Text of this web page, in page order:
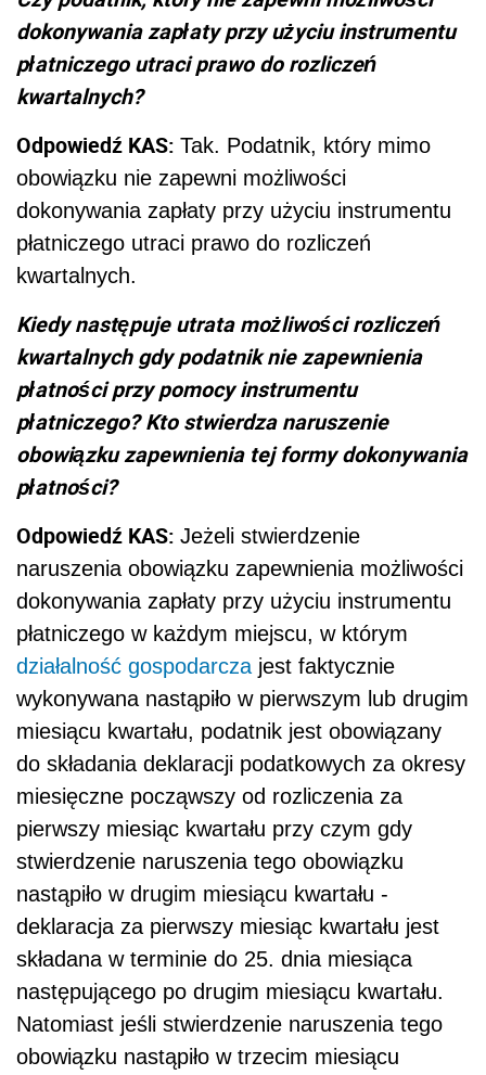
dokonywania zapłaty przy użyciu instrumentu
płatniczego utraci prawo do rozliczeń
kwartalnych?
Odpowiedź KAS: Tak. Podatnik, który mimo
obowiązku nie zapewni możliwości
dokonywania zapłaty przy użyciu instrumentu
płatniczego utraci prawo do rozliczeń
kwartalnych.
Kiedy następuje utrata możliwości rozliczeń
kwartalnych gdy podatnik nie zapewnienia
płatności przy pomocy instrumentu
płatniczego? Kto stwierdza naruszenie
obowiązku zapewnienia tej formy dokonywania
płatności?
Odpowiedź KAS: Jeżeli stwierdzenie
naruszenia obowiązku zapewnienia możliwości
dokonywania zapłaty przy użyciu instrumentu
płatniczego w każdym miejscu, w którym
działalność gospodarcza jest faktycznie
wykonywana nastąpiło w pierwszym lub drugim
miesiącu kwartału, podatnik jest obowiązany
do składania deklaracji podatkowych za okresy
miesięczne począwszy od rozliczenia za
pierwszy miesiąc kwartału przy czym gdy
stwierdzenie naruszenia tego obowiązku
nastąpiło w drugim miesiącu kwartału -
deklaracja za pierwszy miesiąc kwartału jest
składana w terminie do 25. dnia miesiąca
następującego po drugim miesiącu kwartału.
Natomiast jeśli stwierdzenie naruszenia tego
obowiązku nastąpiło w trzecim miesiącu